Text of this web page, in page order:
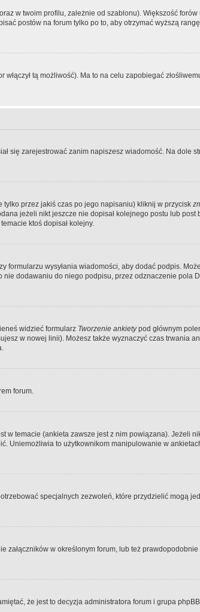
w twoim profilu, zależnie od szablonu). Większość
postów na forum tylko po to, aby otrzymać wyższą
tą możliwość). Ma to na celu zapobiegać
się zarejestrować zanim napiszesz wiadomość. Na dole
przez jakiś czas po jego napisaniu) kliknij w przycisk
jeżeli nikt jeszcze nie dopisał kolejnego postu lub post
ktoś dopisał kolejny.
formularzu wysyłania wiadomości, aby dodać podpis.
dodawaniu do niego podpisu, przez odznaczenie pola
widzieć formularz Tworzenie ankietypod głównym
w nowej linii). Możesz także wyznaczyć czas trwania
forum.
temacie (ankieta zawsze jest z nim powiązana). Jeżeli
Uniemożliwia to użytkownikom manipulowanie w
specjalnych zezwoleń, które przydzielić mogą
w określonym forum, lub też
że jest to decyzja administratora forum i grupa